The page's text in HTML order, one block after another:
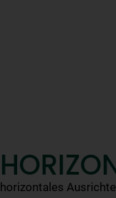
horizontales